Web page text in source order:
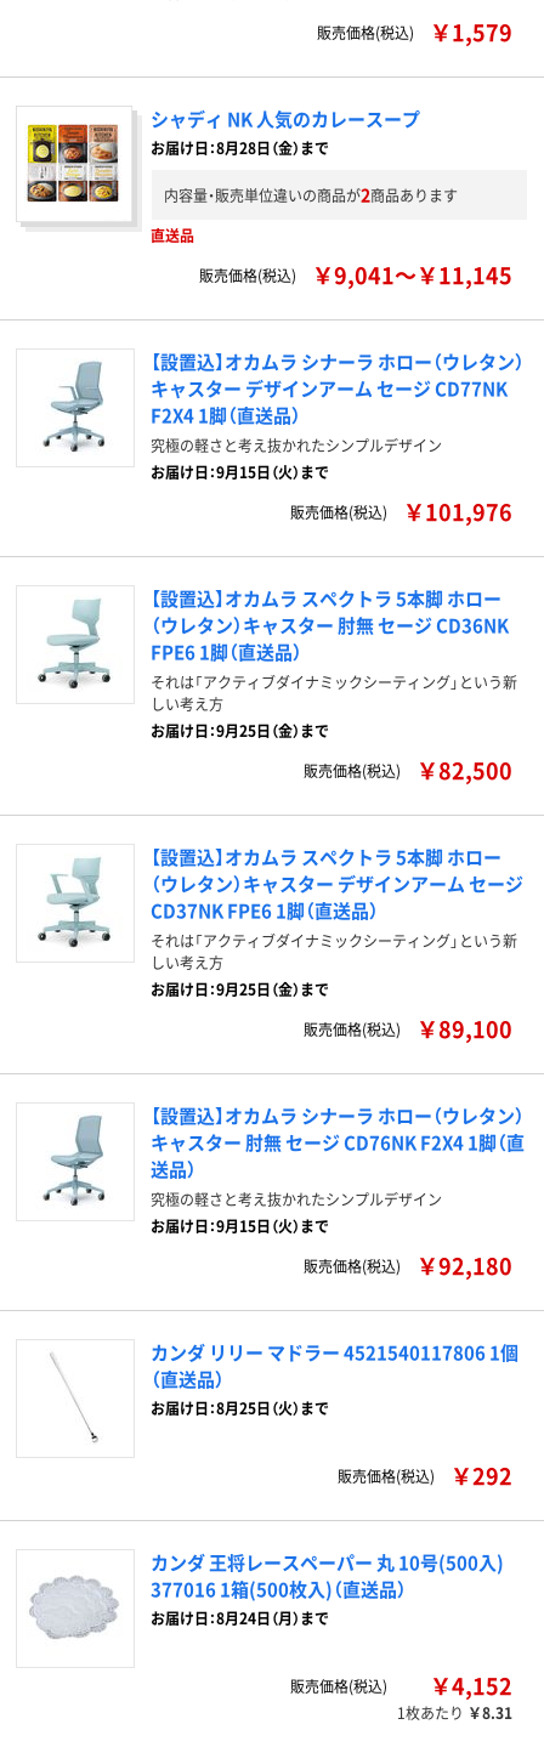
販売価格(税込)
￥1,579
シャディ NK 人気のカレースープ
お届け日：8月28日（金）まで
内容量・販売単位違いの商品が2商品あります
直送品
販売価格(税込)
￥9,041～￥11,145
【設置込】オカムラ シナーラ ホロー（ウレタン）
キャスター デザインアーム セージ CD77NK
F2X4 1脚（直送品）
究極の軽さと考え抜かれたシンプルデザイン
お届け日：9月15日（火）まで
販売価格(税込)
￥101,976
【設置込】オカムラ スペクトラ 5本脚 ホロー
（ウレタン）キャスター 肘無 セージ CD36NK
FPE6 1脚（直送品）
それは「アクティブダイナミックシーティング」という新
しい考え方
お届け日：9月25日（金）まで
販売価格(税込)
￥82,500
【設置込】オカムラ スペクトラ 5本脚 ホロー
（ウレタン）キャスター デザインアーム セージ
CD37NK FPE6 1脚（直送品）
それは「アクティブダイナミックシーティング」という新
しい考え方
お届け日：9月25日（金）まで
販売価格(税込)
￥89,100
【設置込】オカムラ シナーラ ホロー（ウレタン）
キャスター 肘無 セージ CD76NK F2X4 1脚（直
送品）
究極の軽さと考え抜かれたシンプルデザイン
お届け日：9月15日（火）まで
販売価格(税込)
￥92,180
カンダ リリー マドラー 4521540117806 1個
（直送品）
お届け日：8月25日（火）まで
販売価格(税込) ￥292
カンダ 王将レースペーパー 丸 10号(500入)
377016 1箱(500枚入)（直送品）
お届け日：8月24日（月）まで
販売価格(税込) ￥4,152
1枚あたり ￥8.31